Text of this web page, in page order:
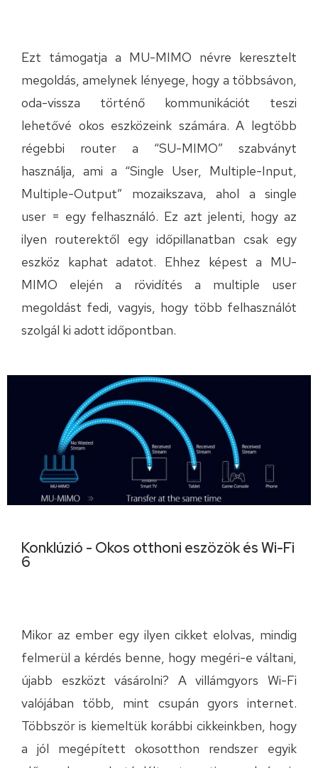
Ezt támogatja a MU-MIMO névre keresztelt
megoldás, amelynek lényege, hogy a többsávon,
oda-vissza történő kommunikációt teszi
lehetővé okos eszközeink számára. A legtöbb
régebbi router a “SU-MIMO” szabványt
használja, ami a “Single User, Multiple-Input,
Multiple-Output” mozaikszava, ahol a single
user = egy felhasználó. Ez azt jelenti, hogy az
ilyen routerektől egy időpillanatban csak egy
eszköz kaphat adatot. Ehhez képest a MU-
MIMO elején a rövidítés a multiple user
megoldást fedi, vagyis, hogy több felhasználót
szolgál ki adott időpontban.
Konklúzió - Okos otthoni eszözök és Wi-Fi
6
Mikor az ember egy ilyen cikket elolvas, mindig
felmerül a kérdés benne, hogy megéri-e váltani,
újabb eszközt vásárolni? A villámgyors Wi-Fi
valójában több, mint csupán gyors internet.
Többször is kiemeltük korábbi cikkeinkben, hogy
a jól megépített okosotthon rendszer egyik